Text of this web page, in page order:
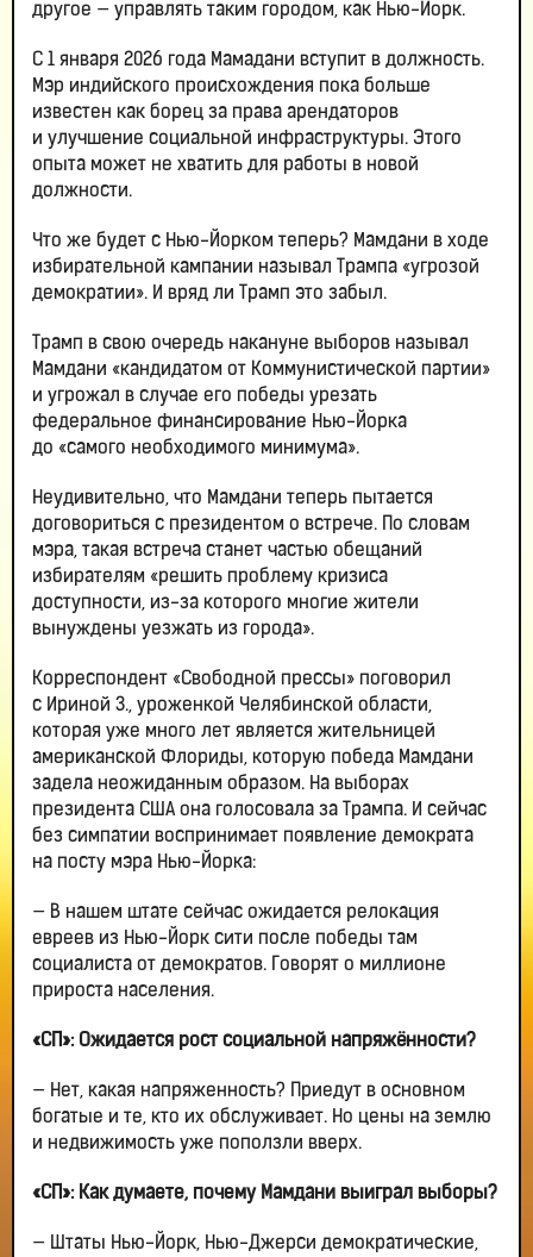
другое — управлять таким городом, как Нью-Йорк.
С 1 января 2026 года Мамадани вступит в должность.
Мэр индийского происхождения пока больше
известен как борец за права арендаторов
и улучшение социальной инфраструктуры. Этого
опыта может не хватить для работы в новой
должности.
Что же будет с Нью-Йорком теперь? Мамдани в ходе
избирательной кампании называл Трампа «угрозой
демократии». И вряд ли Трамп это забыл.
Трамп в свою очередь накануне выборов называл
Мамдани «кандидатом от Коммунистической партии»
и угрожал в случае его победы урезать
федеральное финансирование Нью-Йорка
до «самого необходимого минимума».
Неудивительно, что Мамдани теперь пытается
договориться с президентом о встрече. По словам
мэра, такая встреча станет частью обещаний
избирателям «решить проблему кризиса
доступности, из-за которого многие жители
вынуждены уезжать из города».
Корреспондент «Свободной прессы» поговорил
с Ириной З., уроженкой Челябинской области,
которая уже много лет является жительницей
американской Флориды, которую победа Мамдани
задела неожиданным образом. На выборах
президента США она голосовала за Трампа. И сейчас
без симпатии воспринимает появление демократа
на посту мэра Нью-Йорка:
— В нашем штате сейчас ожидается релокация
евреев из Нью-Йорк сити после победы там
социалиста от демократов. Говорят о миллионе
прироста населения.
«СП»: Ожидается рост социальной напряжённости?
— Нет, какая напряженность? Приедут в основном
богатые и те, кто их обслуживает. Но цены на землю
и недвижимость уже поползли вверх.
«СП»: Как думаете, почему Мамдани выиграл выборы?
— Штаты Нью-Йорк, Нью-Джерси демократические,